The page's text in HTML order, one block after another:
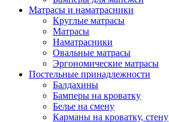
Матрасы и наматрасники
Круглые матрасы
Матрасы
Наматрасники
Овальные матрасы
Эргономические матрасы
Постельные принадлежности
Балдахины
Бамперы на кроватку
Белье на смену
Карманы на кроватку, стену